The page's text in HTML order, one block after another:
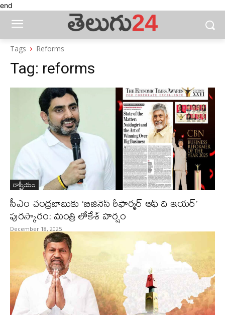
end
Tags Reforms
Tag: reforms
రాష్ట్రీయం
సీఎం చంద్రబాబుకు ‘బిజినెస్ రీఫార్మర్ ఆఫ్ ది ఇయర్’
పురస్కారం: మంత్రి లోకేశ్ హర్షం
December 18, 2025